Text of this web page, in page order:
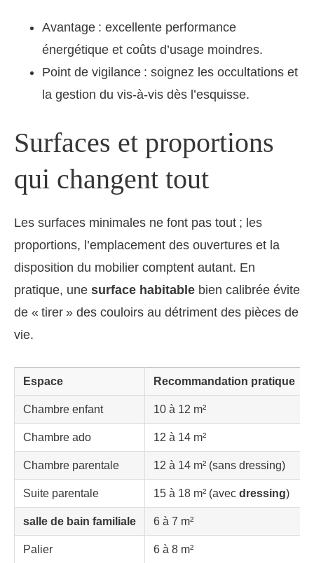
Avantage : excellente performance
énergétique et coûts d’usage moindres.
Point de vigilance : soignez les occultations et
la gestion du vis-à-vis dès l’esquisse.
Surfaces et proportions
qui changent tout
Les surfaces minimales ne font pas tout ; les
proportions, l’emplacement des ouvertures et la
disposition du mobilier comptent autant. En
pratique, une surface habitable bien calibrée évite
de « tirer » des couloirs au détriment des pièces de
vie.
Espace Recommandation pratique
Chambre enfant 10 à 12 m²
Chambre ado 12 à 14 m²
Chambre parentale 12 à 14 m² (sans dressing)
Suite parentale 15 à 18 m² (avec dressing)
salle de bain familiale 6 à 7 m²
Palier 6 à 8 m²